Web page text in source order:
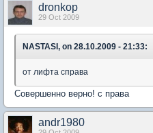
dronkop
29 Oct 2009
NASTASI, on 28.10.2009 - 21:33:
от лифта справа
Совершенно верно! с права
andr1980